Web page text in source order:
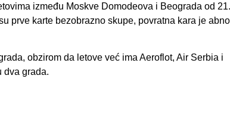
između Moskve Domodeova i Beograda od
prve karte bezobrazno skupe, povratna kara je
obzirom da letove već ima Aeroflot, Air Serbia i
dva grada.